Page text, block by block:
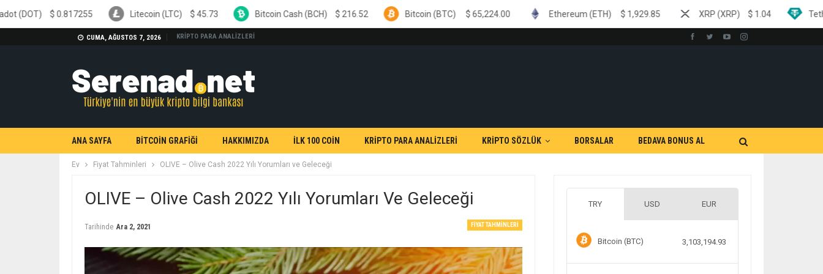
CUMA, AĞUSTOS 7, 2026 KRİPTO PARA ANALİZLERİ
ANA SAYFA BİTCOİN GRAFİĞİ HAKKIMIZDA İLK 100 COİN KRİPTO PARA ANALİZLERİ KRİPTO SÖZLÜK BORSALAR BEDAVA BONUS AL
Ev Fiyat Tahminleri OLIVE – Olive Cash 2022 Yılı Yorumları ve Geleceği
OLIVE – Olive Cash 2022 Yılı Yorumları Ve Geleceği
FIYAT TAHMINLERI
Tarihinde Ara 2, 2021
TRY USD EUR
Bitcoin (BTC) 3,103,194.93
Litecoin (LTC) $ 45.73 Bitcoin Cash (BCH) $216.52 Bitcoin (BTC) $ 65,224.00 Ethereum (ETH) $1,929.85 XRP (XRP) $1.04 Tether (USDT) $